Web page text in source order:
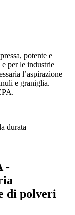
potente e
per le industrie
l’aspirazione
e graniglia.
durata
-
di polveri